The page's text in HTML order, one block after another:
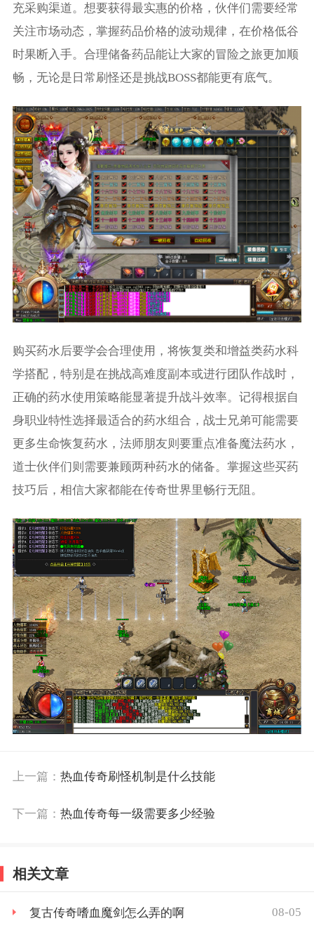
充采购渠道。想要获得最实惠的价格，伙伴们需要经常
关注市场动态，掌握药品价格的波动规律，在价格低谷
时果断入手。合理储备药品能让大家的冒险之旅更加顺
畅，无论是日常刷怪还是挑战BOSS都能更有底气。
购买药水后要学会合理使用，将恢复类和增益类药水科
学搭配，特别是在挑战高难度副本或进行团队作战时，
正确的药水使用策略能显著提升战斗效率。记得根据自
身职业特性选择最适合的药水组合，战士兄弟可能需要
更多生命恢复药水，法师朋友则要重点准备魔法药水，
道士伙伴们则需要兼顾两种药水的储备。掌握这些买药
技巧后，相信大家都能在传奇世界里畅行无阻。
上一篇： 热血传奇刷怪机制是什么技能
下一篇： 热血传奇每一级需要多少经验
相关文章
复古传奇嗜血魔剑怎么弄的啊 08-05